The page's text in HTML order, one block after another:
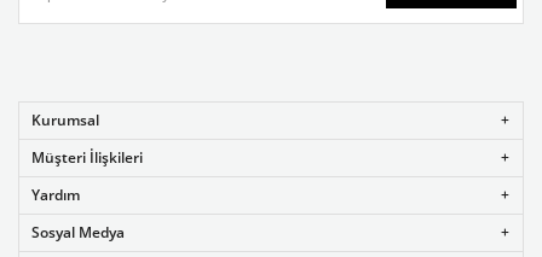
Kurumsal
Müşteri İlişkileri
Yardım
Sosyal Medya